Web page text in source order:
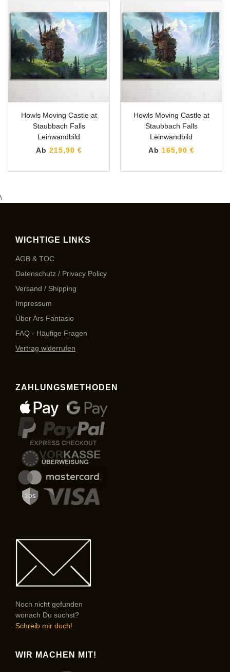
Howls Moving Castle at
Staubbach Falls
Leinwandbild
Ab 215,90 €
Howls Moving Castle at
Staubbach Falls
Leinwandbild
Ab 165,90 €
\
WICHTIGE LINKS
AGB & TOC
Datenschutz / Privacy Policy
Versand / Shipping
Impressum
Über Ars Fantasio
FAQ - Häufige Fragen
Vertrag widerrufen
ZAHLUNGSMETHODEN
Noch nicht gefunden
wonach Du suchst?
Schreib mir doch!
WIR MACHEN MIT!